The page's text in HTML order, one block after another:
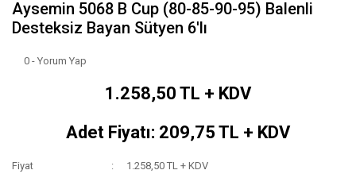
Aysemin 5068 B Cup (80-85-90-95) Balenli
Desteksiz Bayan Sütyen 6'lı
0 - Yorum Yap
1.258,50 TL + KDV
Adet Fiyatı: 209,75 TL + KDV
Fiyat
1.258,50 TL + KDV